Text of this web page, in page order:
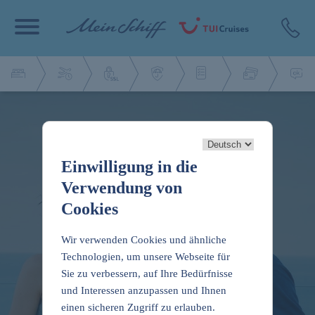
Einwilligung in die
Verwendung von
Cookies
Wir verwenden Cookies und ähnliche
Technologien, um unsere Webseite für
Sie zu verbessern, auf Ihre Bedürfnisse
und Interessen anzupassen und Ihnen
einen sicheren Zugriff zu erlauben.